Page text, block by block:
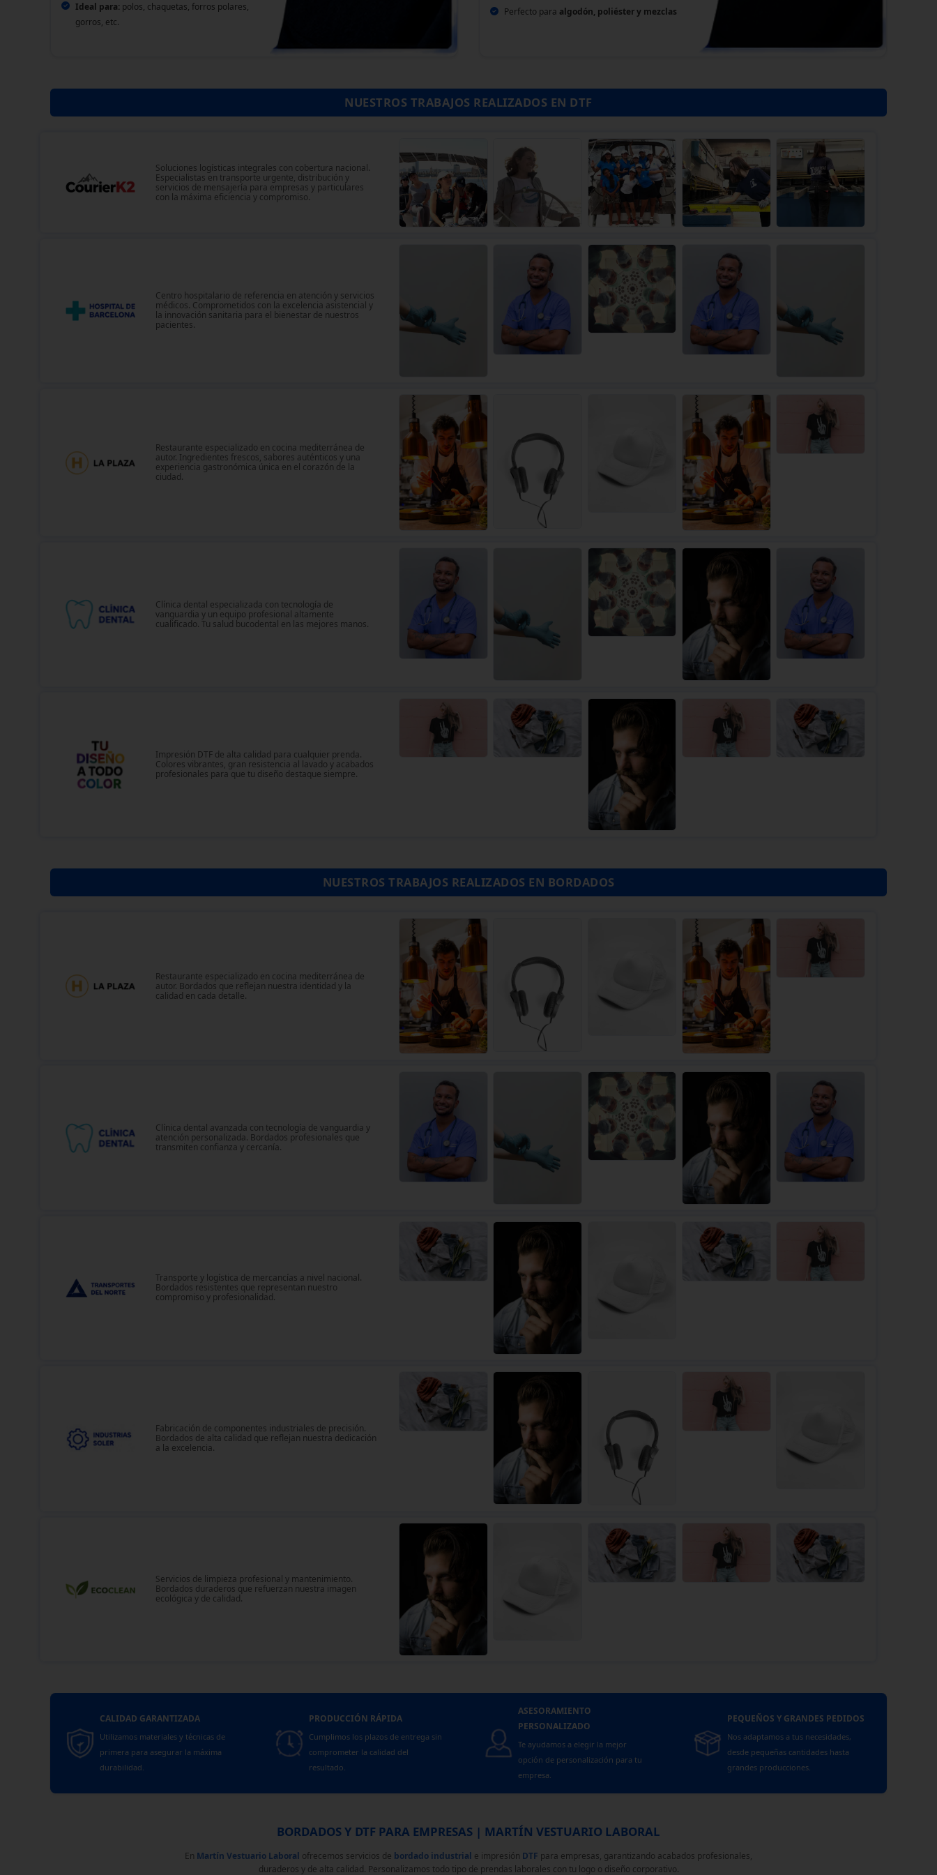
Ideal para: polos, chaquetas, forros polares,
gorros, etc.
Perfecto para algodón, poliéster y mezclas
NUESTROS TRABAJOS REALIZADOS EN DTF
Soluciones logísticas integrales con cobertura nacional.
Especialistas en transporte urgente, distribución y
servicios de mensajería para empresas y particulares
con la máxima eficiencia y compromiso.
Centro hospitalario de referencia en atención y servicios
médicos. Comprometidos con la excelencia asistencial y
la innovación sanitaria para el bienestar de nuestros
pacientes.
Restaurante especializado en cocina mediterránea de
autor. Ingredientes frescos, sabores auténticos y una
experiencia gastronómica única en el corazón de la
ciudad.
Clínica dental especializada con tecnología de
vanguardia y un equipo profesional altamente
cualificado. Tu salud bucodental en las mejores manos.
Impresión DTF de alta calidad para cualquier prenda.
Colores vibrantes, gran resistencia al lavado y acabados
profesionales para que tu diseño destaque siempre.
NUESTROS TRABAJOS REALIZADOS EN BORDADOS
Restaurante especializado en cocina mediterránea de
autor. Bordados que reflejan nuestra identidad y la
calidad en cada detalle.
Clínica dental avanzada con tecnología de vanguardia y
atención personalizada. Bordados profesionales que
transmiten confianza y cercanía.
Transporte y logística de mercancías a nivel nacional.
Bordados resistentes que representan nuestro
compromiso y profesionalidad.
Fabricación de componentes industriales de precisión.
Bordados de alta calidad que reflejan nuestra dedicación
a la excelencia.
Servicios de limpieza profesional y mantenimiento.
Bordados duraderos que refuerzan nuestra imagen
ecológica y de calidad.
CALIDAD GARANTIZADA
Utilizamos materiales y técnicas de
primera para asegurar la máxima
durabilidad.
PRODUCCIÓN RÁPIDA
Cumplimos los plazos de entrega sin
comprometer la calidad del
resultado.
ASESORAMIENTO
PERSONALIZADO
Te ayudamos a elegir la mejor
opción de personalización para tu
empresa.
PEQUEÑOS Y GRANDES PEDIDOS
Nos adaptamos a tus necesidades,
desde pequeñas cantidades hasta
grandes producciones.
BORDADOS Y DTF PARA EMPRESAS | MARTÍN VESTUARIO LABORAL
En Martín Vestuario Laboral ofrecemos servicios de bordado industrial e impresión DTF para empresas, garantizando acabados profesionales,
duraderos y de alta calidad. Personalizamos todo tipo de prendas laborales con tu logo o diseño corporativo.